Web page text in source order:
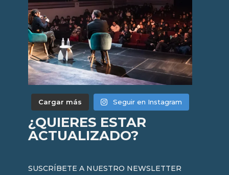
Cargar más Seguir en Instagram
¿QUIERES ESTAR
ACTUALIZADO?
SUSCRÍBETE A NUESTRO NEWSLETTER